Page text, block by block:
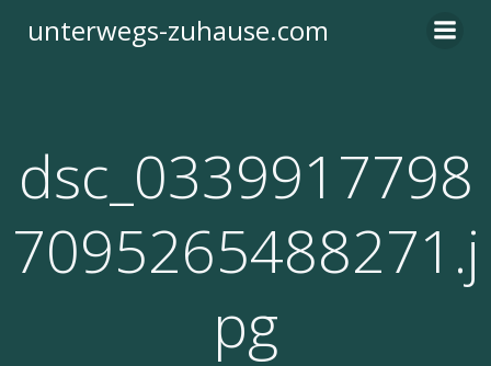
Inhalt
unterwegs-zuhause.com
dsc_0339917798
7095265488271.j
pg